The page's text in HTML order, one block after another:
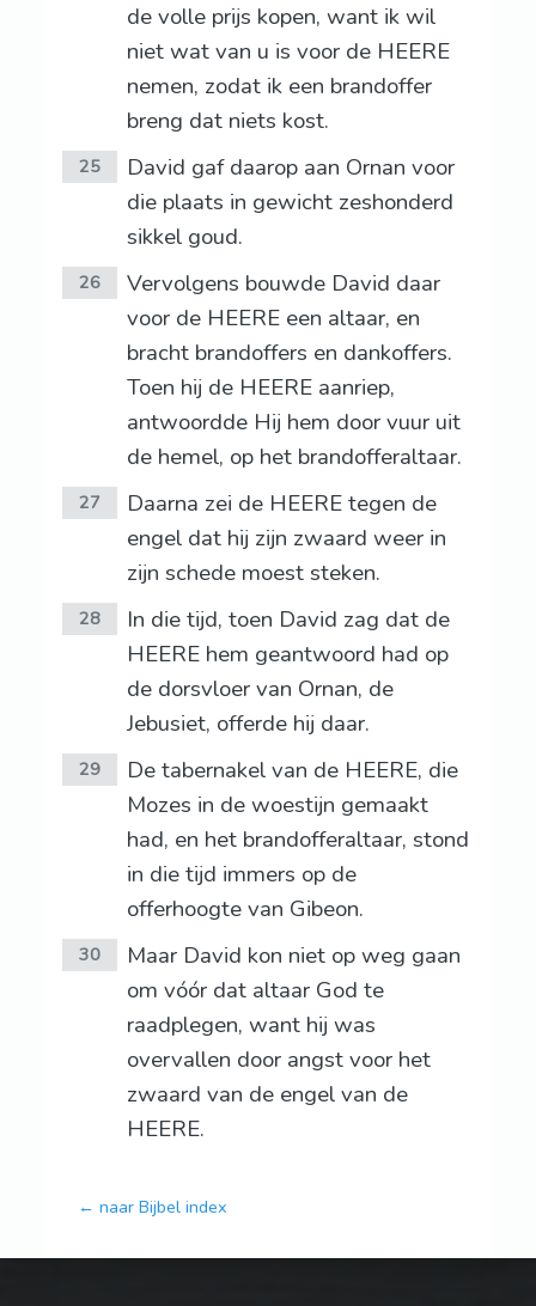
de volle prijs kopen, want ik wil
niet wat van u is voor de HEERE
nemen, zodat ik een brandoffer
breng dat niets kost.
25
David gaf daarop aan Ornan voor
die plaats in gewicht zeshonderd
sikkel goud.
26
Vervolgens bouwde David daar
voor de HEERE een altaar, en
bracht brandoffers en dankoffers.
Toen hij de HEERE aanriep,
antwoordde Hij hem door vuur uit
de hemel, op het brandofferaltaar.
27
Daarna zei de HEERE tegen de
engel dat hij zijn zwaard weer in
zijn schede moest steken.
28
In die tijd, toen David zag dat de
HEERE hem geantwoord had op
de dorsvloer van Ornan, de
Jebusiet, offerde hij daar.
29
De tabernakel van de HEERE, die
Mozes in de woestijn gemaakt
had, en het brandofferaltaar, stond
in die tijd immers op de
offerhoogte van Gibeon.
30
Maar David kon niet op weg gaan
om vóór dat altaar God te
raadplegen, want hij was
overvallen door angst voor het
zwaard van de engel van de
HEERE.
← naar Bijbel index